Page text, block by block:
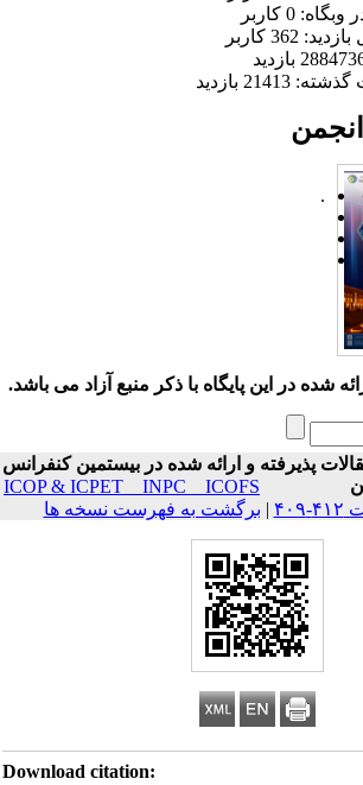
0 کاربر
کاربر
.
شده در این پایگاه با ذکر منبع آزاد می باشد.
پذیرفته و ارائه شده در بیستمین کنفرانس
ICOP & ICPET _ INPC _ ICOFS
|برگشت به فهرست نسخه ها
Download citation: